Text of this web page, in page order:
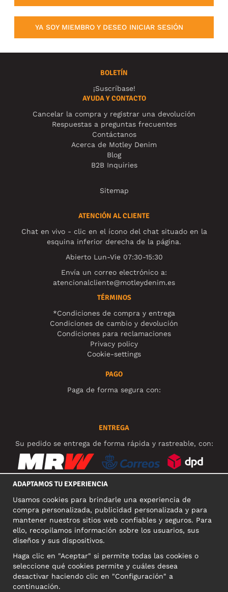
YA SOY MIEMBRO Y DESEO INICIAR SESIÓN
BOLETÍN
¡Suscríbase!
AYUDA Y CONTACTO
Cancelar la compra y registrar una devolución
Respuestas a preguntas frecuentes
Contáctanos
Acerca de Motley Denim
Blog
B2B Inquiries
Sitemap
ATENCIÓN AL CLIENTE
Chat en vivo - clic en el ícono del chat situado en la
esquina inferior derecha de la página.
Abierto Lun-Vie 07:30-15:30
Envía un correo electrónico a:
atencionalcliente@motleydenim.es
TÉRMINOS
*Condiciones de compra y entrega
Condiciones de cambio y devolución
Condiciones para reclamaciones
Privacy policy
Cookie-settings
PAGO
Paga de forma segura con:
ENTREGA
Su pedido se entrega de forma rápida y rastreable, con:
REDES SOCIALES
DIRECCIÓN COMERCIAL
Motley Denim Europe OÜ
Narva mnt 5, EE-10117 Tallinn
Reg: 12356245
ADAPTAMOS TU EXPERIENCIA
Usamos cookies para brindarle una experiencia de
compra personalizada, publicidad personalizada y para
mantener nuestros sitios web confiables y seguros. Para
ello, recopilamos información sobre los usuarios, sus
diseños y sus dispositivos.
Haga clic en "Aceptar" si permite todas las cookies o
seleccione qué cookies permite y cuáles desea
desactivar haciendo clic en "Configuración" a
continuación.